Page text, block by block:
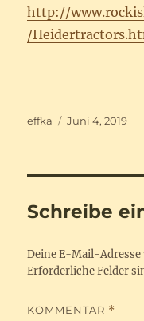
http://
/
Autor
effka
Veröffentlicht
Juni 4, 2019
Schreibe
Deine E-Mail-
Erforderliche Felder
KOMMENTAR *